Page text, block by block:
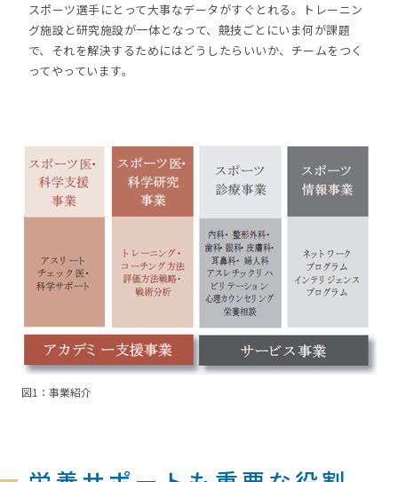
スポーツ選手にとって大事なデータがすぐとれる。トレーニン
グ施設と研究施設が一体となって、競技ごとにいま何が課題
で、それを解決するためにはどうしたらいいか、チームをつく
ってやっています。
図1：事業紹介